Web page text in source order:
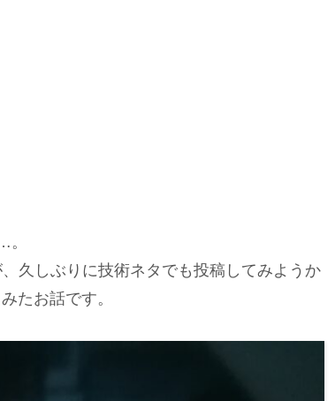
久しぶりに技術ネタでも投稿してみようか
たお話です。